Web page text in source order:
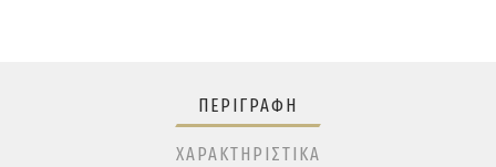
ΠΕΡΙΓΡΑΦΉ
ΧΑΡΑΚΤΗΡΙΣΤΙΚΆ